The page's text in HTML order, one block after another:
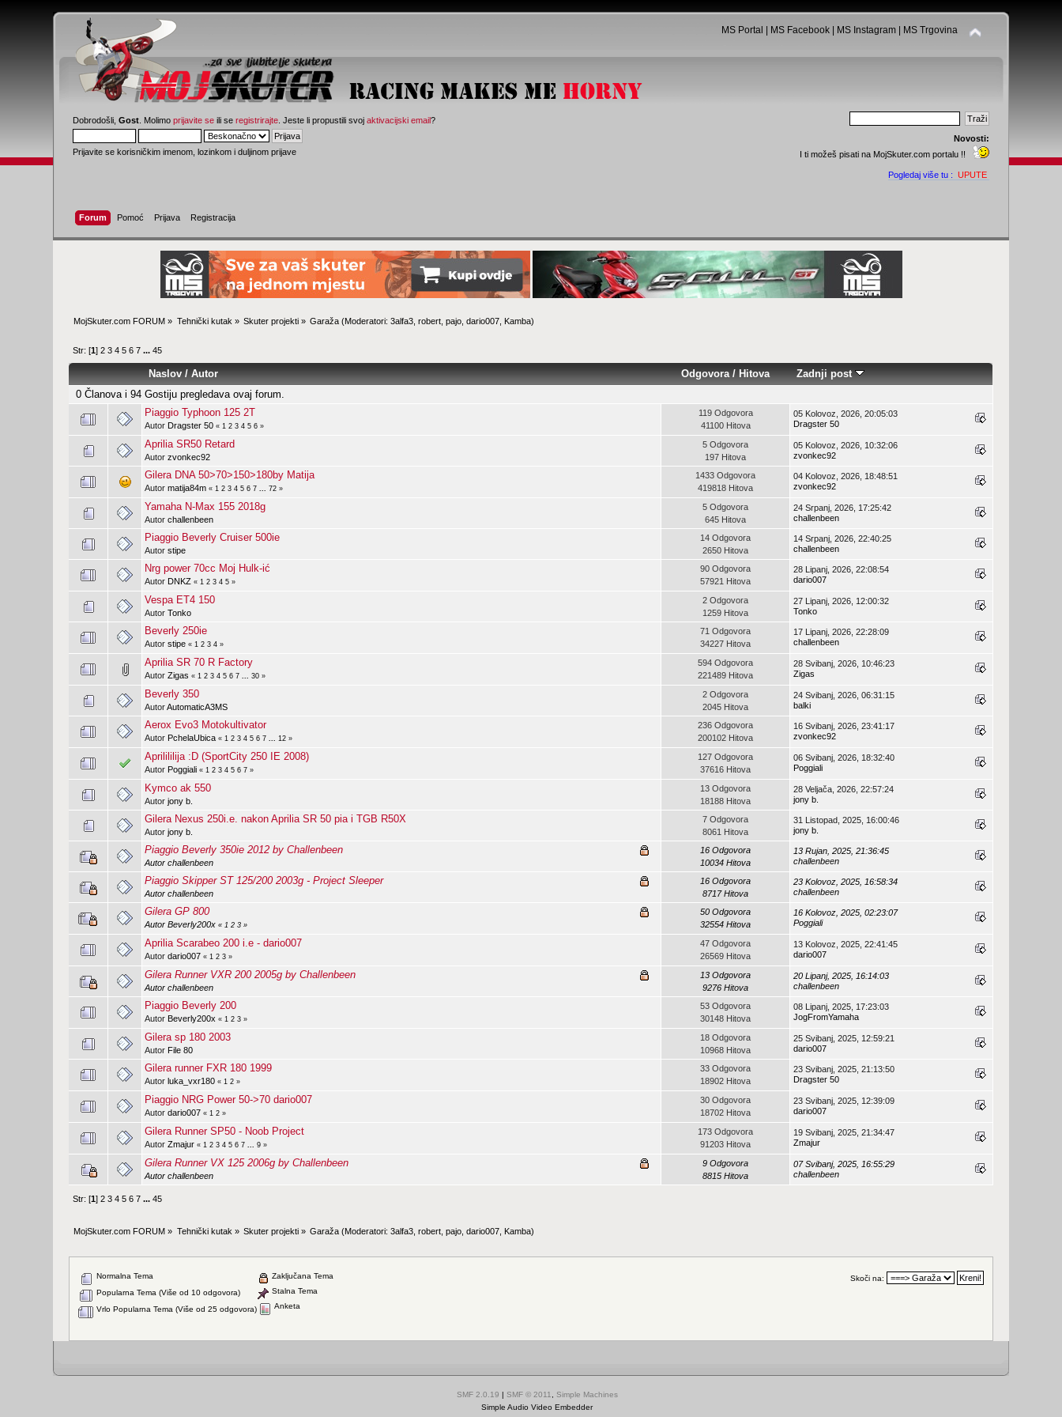
MS Portal MS Facebook| MS Instagram| MS Trgovina
Dobrodošli,Gost . Molimoprijavite se ili seregistrirajte . Jeste li propustili svojaktivacijski email?
Prijavite se korisničkim imenom, lozinkom i duljinom prijave
Novosti:
I ti možeš pisati na MojSkuter.com portalu !!
Pogledaj više tu : UPUTE
Forum Pomoć Prijava Registracija
MojSkuter.com FORUM » Tehnički kutak » Skuter projekti » Garaža (Moderatori:3alfa3 ,robert ,pajo ,dario007 Kamba)
Str: [1]2 3 4 5 6 7 ...45
Naslov/Autor Odgovora/Hitova
Zadnji post
0 Članova i 94 Gostiju pregledava ovaj forum.
Piaggio Typhoon 125 2T
Autor Dragster 50 «1 2 3 4 5 6 »
119 Odgovora
41100 Hitova
05 Kolovoz, 2026, 20:05:03
Dragster 50
Aprilia SR50 Retard
Autorzvonkec92
5 Odgovora
197 Hitova
05 Kolovoz, 2026, 10:32:06
zvonkec92
Gilera DNA 50>70>150>180by Matija
Autormatija84m «1 2 3 4 5 6 7 ...72 »
1433 Odgovora
419818 Hitova
04 Kolovoz, 2026, 18:48:51
zvonkec92
Yamaha N-Max 155 2018g
Autorchallenbeen
5 Odgovora
645 Hitova
24 Srpanj, 2026, 17:25:42
challenbeen
Piaggio Beverly Cruiser 500ie
Autorstipe
14 Odgovora
2650 Hitova
14 Srpanj, 2026, 22:40:25
challenbeen
Nrg power 70cc Moj Hulk-ić
Autor DNKZ «1 2 3 4 5 »
90 Odgovora
57921 Hitova
28 Lipanj, 2026, 22:08:54
dario007
Vespa ET4 150
AutorTonko
2 Odgovora
1259 Hitova
27 Lipanj, 2026, 12:00:32
Tonko
Beverly 250ie
Autorstipe «1 2 3 4 »
71 Odgovora
34227 Hitova
17 Lipanj, 2026, 22:28:09
challenbeen
Aprilia SR 70 R Factory
AutorZigas «1 2 3 4 5 6 7 ...30 »
594 Odgovora
221489 Hitova
28 Svibanj, 2026, 10:46:23
Zigas
Beverly 350
AutorAutomaticA3MS
2 Odgovora
2045 Hitova
24 Svibanj, 2026, 06:31:15
balki
Aerox Evo3 Motokultivator
Autor PchelaUbica «1 2 3 4 5 6 7 ...12 »
236 Odgovora
200102 Hitova
16 Svibanj, 2026, 23:41:17
zvonkec92
Aprilililija :D (SportCity 250 IE 2008)
Autor Poggiali «1 2 3 4 5 6 7 »
127 Odgovora
37616 Hitova
06 Svibanj, 2026, 18:32:40
Poggiali
Kymco ak 550
Autorjony b.
13 Odgovora
18188 Hitova
28 Veljača, 2026, 22:57:24
jony b.
Gilera Nexus 250i.e. nakon Aprilia SR 50 pia i TGB R50X
Autorjony b.
7 Odgovora
8061 Hitova
31 Listopad, 2025, 16:00:46
jony b.
Piaggio Beverly 350ie 2012 by Challenbeen
Autorchallenbeen
16 Odgovora
10034 Hitova
13 Rujan, 2025, 21:36:45
challenbeen
Piaggio Skipper ST 125/200 2003g - Project Sleeper
Autorchallenbeen
16 Odgovora
8717 Hitova
23 Kolovoz, 2025, 16:58:34
challenbeen
Gilera GP 800
AutorBeverly200x «1 2 3 »
50 Odgovora
32554 Hitova
16 Kolovoz, 2025, 02:23:07
Poggiali
Aprilia Scarabeo 200 i.e - dario007
Autordario007 «1 2 3 »
47 Odgovora
26569 Hitova
13 Kolovoz, 2025, 22:41:45
dario007
Gilera Runner VXR 200 2005g by Challenbeen
Autorchallenbeen
13 Odgovora
9276 Hitova
20 Lipanj, 2025, 16:14:03
challenbeen
Piaggio Beverly 200
Autor Beverly200x «1 2 3 »
53 Odgovora
30148 Hitova
08 Lipanj, 2025, 17:23:03
JogFromYamaha
Gilera sp 180 2003
Autor File 80
18 Odgovora
10968 Hitova
25 Svibanj, 2025, 12:59:21
dario007
Gilera runner FXR 180 1999
Autorluka_vxr180 «1 2 »
33 Odgovora
18902 Hitova
23 Svibanj, 2025, 21:13:50
Dragster 50
Piaggio NRG Power 50->70 dario007
Autordario007 «1 2 »
30 Odgovora
18702 Hitova
23 Svibanj, 2025, 12:39:09
dario007
Gilera Runner SP50 - Noob Project
AutorZmajur «1 2 3 4 5 6 7 ...9 »
173 Odgovora
91203 Hitova
19 Svibanj, 2025, 21:34:47
Zmajur
Gilera Runner VX 125 2006g by Challenbeen
Autorchallenbeen
9 Odgovora
8815 Hitova
07 Svibanj, 2025, 16:55:29
challenbeen
Str: [1]2 3 4 5 6 7 ...45
MojSkuter.com FORUM » Tehnički kutak » Skuter projekti » Garaža (Moderatori:3alfa3 ,robert ,pajo ,dario007 Kamba)
Skoči na:
Normalna Tema
Popularna Tema (Više od 10 odgovora)
Vrlo Popularna Tema (Više od 25 odgovora)
Zaključana Tema
Stalna Tema
Anketa
SMF 2.0.19 | SMF © 2011
Simple Machines
Simple Audio Video Embedder